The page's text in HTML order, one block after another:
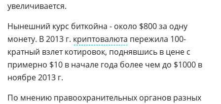
увеличивается.
Нынешний курс биткойна - около $800 за одну
монету. В 2013 г. криптовалюта пережила 100-
кратный взлет котировок, поднявшись в цене с
примерно $10 в начале года более чем до $1000 в
ноябре 2013 г.
По мнению правоохранительных органов разных